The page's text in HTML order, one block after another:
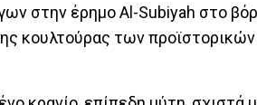
στην έρημο Al-Subiyah στο
κουλτούρας των